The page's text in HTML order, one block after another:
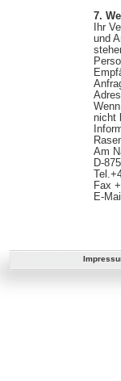
7.
Ihr
und
nicht
Am
D-
Fax
E-